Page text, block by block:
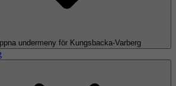
undermeny för Kungsbacka-Varberg